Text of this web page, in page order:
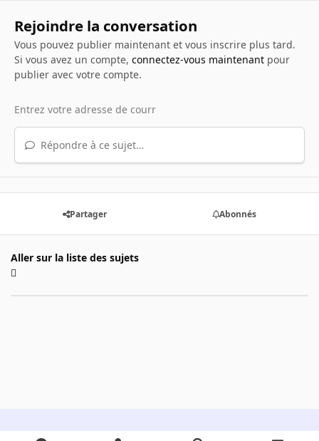
Rejoindre la conversation
Vous pouvez publier maintenant et vous inscrire plus tard.
Si vous avez un compte, connectez-vous maintenantpour
publier avec votre compte.
Répondre à ce sujet…
Partager Abonnés
Aller sur la liste des sujets